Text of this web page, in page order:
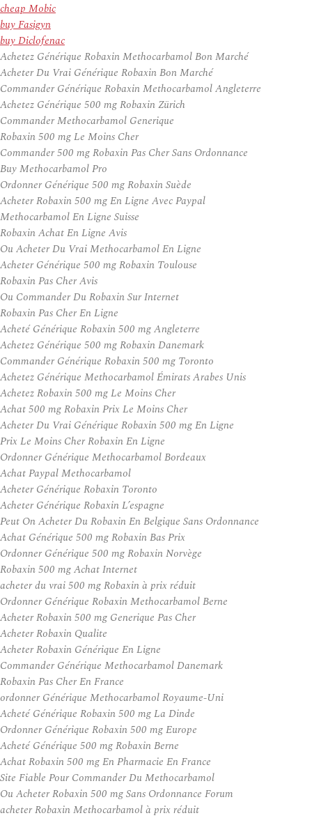
cheap Mobic
buy Fasigyn
buy Diclofenac
Achetez Générique Robaxin Methocarbamol Bon Marché
Acheter Du Vrai Générique Robaxin Bon Marché
Commander Générique Robaxin Methocarbamol Angleterre
Achetez Générique 500 mg Robaxin Zürich
Commander Methocarbamol Generique
Robaxin 500 mg Le Moins Cher
Commander 500 mg Robaxin Pas Cher Sans Ordonnance
Buy Methocarbamol Pro
Ordonner Générique 500 mg Robaxin Suède
Acheter Robaxin 500 mg En Ligne Avec Paypal
Methocarbamol En Ligne Suisse
Robaxin Achat En Ligne Avis
Ou Acheter Du Vrai Methocarbamol En Ligne
Acheter Générique 500 mg Robaxin Toulouse
Robaxin Pas Cher Avis
Ou Commander Du Robaxin Sur Internet
Robaxin Pas Cher En Ligne
Acheté Générique Robaxin 500 mg Angleterre
Achetez Générique 500 mg Robaxin Danemark
Commander Générique Robaxin 500 mg Toronto
Achetez Générique Methocarbamol Émirats Arabes Unis
Achetez Robaxin 500 mg Le Moins Cher
Achat 500 mg Robaxin Prix Le Moins Cher
Acheter Du Vrai Générique Robaxin 500 mg En Ligne
Prix Le Moins Cher Robaxin En Ligne
Ordonner Générique Methocarbamol Bordeaux
Achat Paypal Methocarbamol
Acheter Générique Robaxin Toronto
Acheter Générique Robaxin L’espagne
Peut On Acheter Du Robaxin En Belgique Sans Ordonnance
Achat Générique 500 mg Robaxin Bas Prix
Ordonner Générique 500 mg Robaxin Norvège
Robaxin 500 mg Achat Internet
acheter du vrai 500 mg Robaxin à prix réduit
Ordonner Générique Robaxin Methocarbamol Berne
Acheter Robaxin 500 mg Generique Pas Cher
Acheter Robaxin Qualite
Acheter Robaxin Générique En Ligne
Commander Générique Methocarbamol Danemark
Robaxin Pas Cher En France
ordonner Générique Methocarbamol Royaume-Uni
Acheté Générique Robaxin 500 mg La Dinde
Ordonner Générique Robaxin 500 mg Europe
Acheté Générique 500 mg Robaxin Berne
Achat Robaxin 500 mg En Pharmacie En France
Site Fiable Pour Commander Du Methocarbamol
Ou Acheter Robaxin 500 mg Sans Ordonnance Forum
acheter Robaxin Methocarbamol à prix réduit